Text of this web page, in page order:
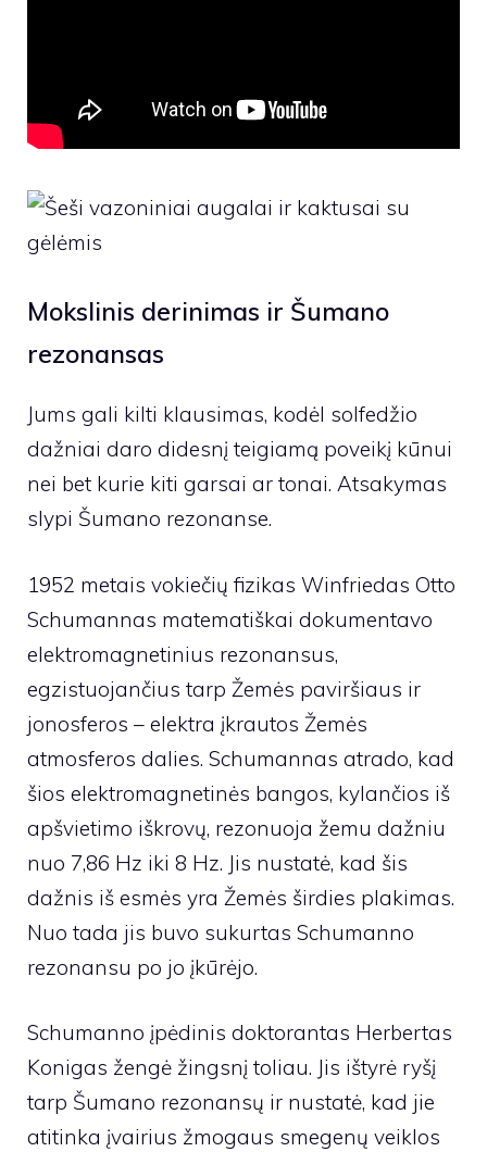
Mokslinis derinimas ir Šumano
rezonansas
Jums gali kilti klausimas, kodėl solfedžio
dažniai daro didesnį teigiamą poveikį kūnui
nei bet kurie kiti garsai ar tonai. Atsakymas
slypi Šumano rezonanse.
1952 metais vokiečių fizikas Winfriedas Otto
Schumannas matematiškai dokumentavo
elektromagnetinius rezonansus,
egzistuojančius tarp Žemės paviršiaus ir
jonosferos – elektra įkrautos Žemės
atmosferos dalies. Schumannas atrado, kad
šios elektromagnetinės bangos, kylančios iš
apšvietimo iškrovų, rezonuoja žemu dažniu
nuo 7,86 Hz iki 8 Hz. Jis nustatė, kad šis
dažnis iš esmės yra Žemės širdies plakimas.
Nuo tada jis buvo sukurtas Schumanno
rezonansu po jo įkūrėjo.
Schumanno įpėdinis doktorantas Herbertas
Konigas žengė žingsnį toliau. Jis ištyrė ryšį
tarp Šumano rezonansų ir nustatė, kad jie
atitinka įvairius žmogaus smegenų veiklos